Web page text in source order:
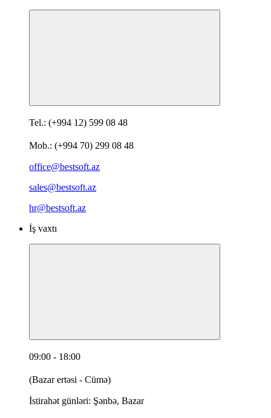
Tel.: (+994 12) 599 08 48
Mob.: (+994 70) 299 08 48
office@bestsoft.az
sales@bestsoft.az
hr@bestsoft.az
İş vaxtı
09:00 - 18:00
(Bazar ertəsi - Cümə)
İstirahət günləri: Şənbə, Bazar